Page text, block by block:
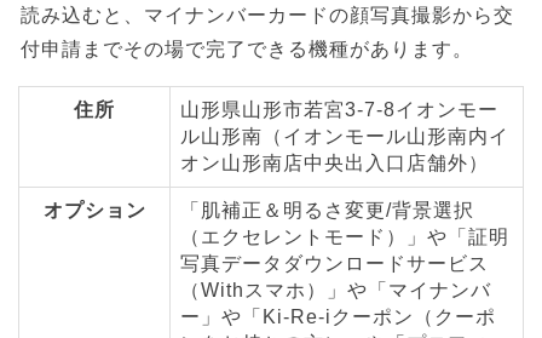
読み込むと、マイナンバーカードの顔写真撮影から交
付申請までその場で完了できる機種があります。
住所
山形県山形市若宮3-7-8イオンモー
ル山形南（イオンモール山形南内イ
オン山形南店中央出入口店舗外）
オプション
「肌補正＆明るさ変更/背景選択
（エクセレントモード）」や「証明
写真データダウンロードサービス
（Withスマホ）」や「マイナンバ
ー」や「Ki-Re-iクーポン（クーポ